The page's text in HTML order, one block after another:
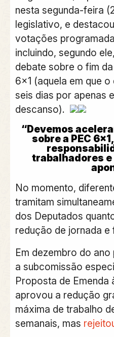
nesta segunda-feira
legislativo, e
votações
incluindo, segundo
debate sobre o fim
6×1 (aquela em que
seis dias por apenas
descanso).
“Devemos
sobre a PEC
trabalhadores e
No momento,
tramitam
dos Deputados
redução de jornada e
Em dezembro do ano
a subcomissão
Proposta de Emenda
aprovou a redução
máxima de trabalho
semanais, mas